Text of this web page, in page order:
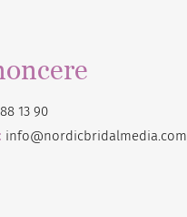
13 90
info@nordicbridalmedia.com